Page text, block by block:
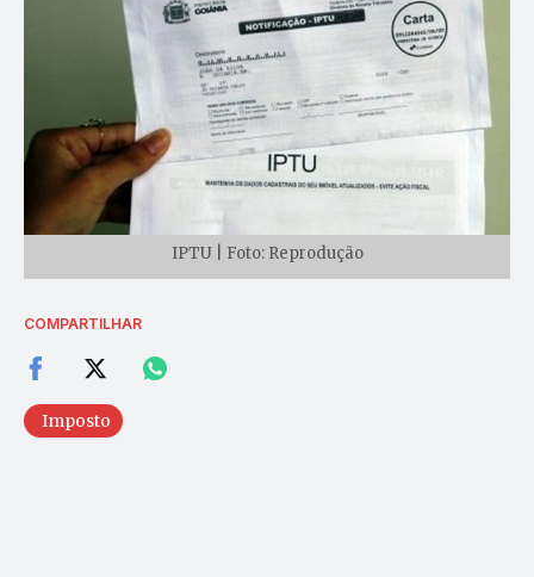
IPTU | Foto: Reprodução
COMPARTILHAR
Imposto